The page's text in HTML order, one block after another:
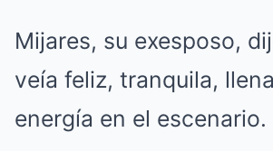
Mijares, su exesposo,
veía feliz, tranquila,
energía en el escenario.